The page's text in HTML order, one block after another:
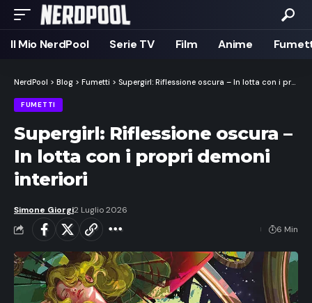
Il Mio NerdPool Serie TV Film Anime
NerdPool > Blog > Fumetti > Supergirl: Riflessione oscura – In lotta con i propri demoni interiori
FUMETTI
Supergirl: Riflessione oscura –
In lotta con i propri demoni
interiori
Simone Giorgi2 Luglio 2026
6 Min